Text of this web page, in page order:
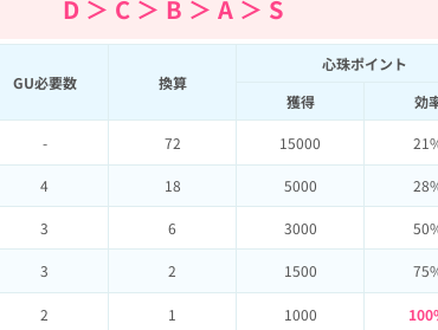
D ＞ C ＞ B ＞ A ＞ S
GU必要数 換算
心珠ポイント
獲得
効
- 72 15000
4 18 5000
3 6 3000
3 2 1500
2 1 1000